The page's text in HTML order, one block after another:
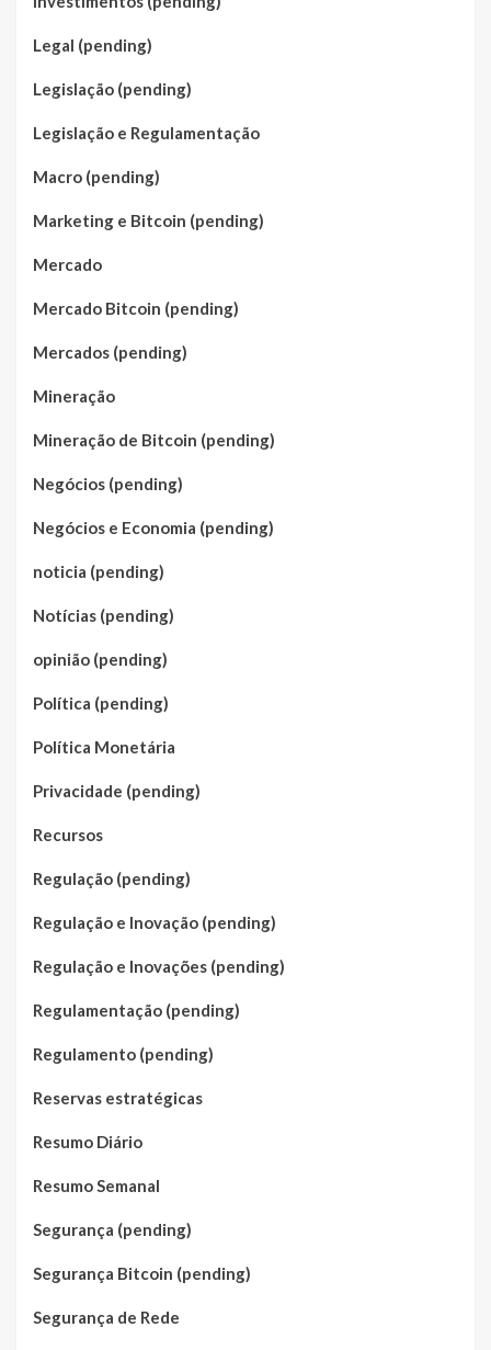
Legal (pending)
Legislação (pending)
Legislação e Regulamentação
Macro (pending)
Marketing e Bitcoin (pending)
Mercado
Mercado Bitcoin (pending)
Mercados (pending)
Mineração
Mineração de Bitcoin (pending)
Negócios (pending)
Negócios e Economia (pending)
noticia (pending)
Notícias (pending)
opinião (pending)
Política (pending)
Política Monetária
Privacidade (pending)
Recursos
Regulação (pending)
Regulação e Inovação (pending)
Regulação e Inovações (pending)
Regulamentação (pending)
Regulamento (pending)
Reservas estratégicas
Resumo Diário
Resumo Semanal
Segurança (pending)
Segurança Bitcoin (pending)
Segurança de Rede